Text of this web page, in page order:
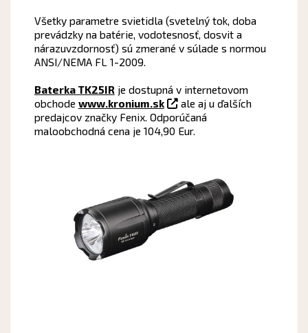
Všetky parametre svietidla (svetelný tok, doba
prevádzky na batérie, vodotesnosť, dosvit a
nárazuvzdornosť) sú zmerané v súlade s normou
ANSI/NEMA FL 1-2009.
Baterka TK25IR je dostupná v internetovom
obchode www.kronium.sk
ale aj u ďalších
predajcov značky Fenix. Odporúčaná
maloobchodná cena je 104,90 Eur.